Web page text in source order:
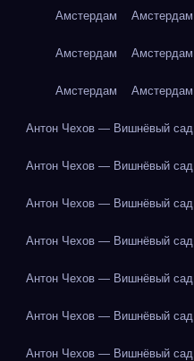
Амстердам Амстердам
Амстердам Амстердам
Амстердам Амстердам
Антон Чехов — Вишнёвый сад
Антон Чехов — Вишнёвый сад
Антон Чехов — Вишнёвый сад
Антон Чехов — Вишнёвый сад
Антон Чехов — Вишнёвый сад
Антон Чехов — Вишнёвый сад
Антон Чехов — Вишнёвый сад